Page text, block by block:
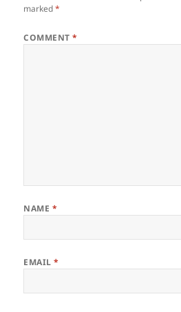
marked*
COMMENT*
NAME *
EMAIL*